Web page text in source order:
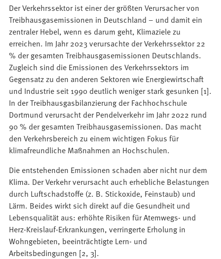
Der Verkehrssektor ist einer der größten Verursacher von
Treibhausgasemissionen in Deutschland – und damit ein
zentraler Hebel, wenn es darum geht, Klimaziele zu
erreichen. Im Jahr 2023 verursachte der Verkehrssektor 22
% der gesamten Treibhausgasemissionen Deutschlands.
Zugleich sind die Emissionen des Verkehrssektors im
Gegensatz zu den anderen Sektoren wie Energiewirtschaft
und Industrie seit 1990 deutlich weniger stark gesunken [1].
In der Treibhausgasbilanzierung der Fachhochschule
Dortmund verursacht der Pendelverkehr im Jahr 2022 rund
90 % der gesamten Treibhausgasemissionen. Das macht
den Verkehrsbereich zu einem wichtigen Fokus für
klimafreundliche Maßnahmen an Hochschulen.
Die entstehenden Emissionen schaden aber nicht nur dem
Klima. Der Verkehr verursacht auch erhebliche Belastungen
durch Luftschadstoffe (z. B. Stickoxide, Feinstaub) und
Lärm. Beides wirkt sich direkt auf die Gesundheit und
Lebensqualität aus: erhöhte Risiken für Atemwegs- und
Herz-Kreislauf-Erkrankungen, verringerte Erholung in
Wohngebieten, beeinträchtigte Lern- und
Arbeitsbedingungen [2, 3].